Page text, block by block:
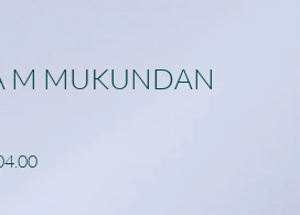
M MUKUNDAN
Sale